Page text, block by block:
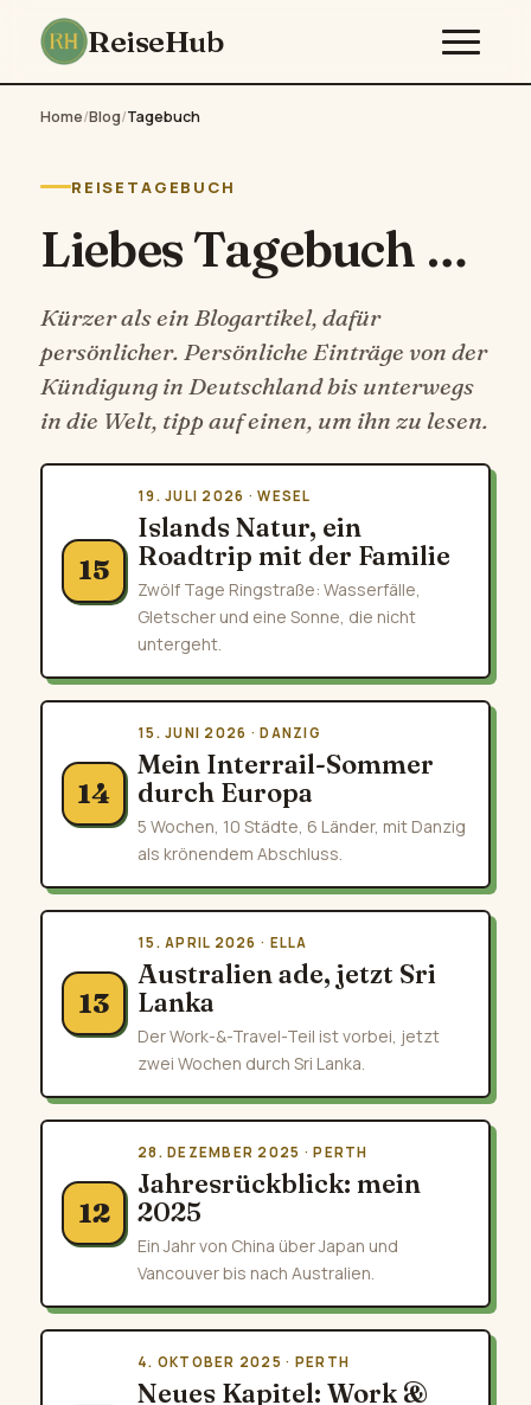
ReiseHub
Home/Blog/Tagebuch
REISETAGEBUCH
Liebes Tagebuch …
Kürzer als ein Blogartikel, dafür
persönlicher. Persönliche Einträge von der
Kündigung in Deutschland bis unterwegs
in die Welt, tipp auf einen, um ihn zu lesen.
15
19. JULI 2026 · WESEL
Islands Natur, ein
Roadtrip mit der Familie
Zwölf Tage Ringstraße: Wasserfälle,
Gletscher und eine Sonne, die nicht
untergeht.
14
15. JUNI 2026 · DANZIG
Mein Interrail-Sommer
durch Europa
5 Wochen, 10 Städte, 6 Länder, mit Danzig
als krönendem Abschluss.
13
15. APRIL 2026 · ELLA
Australien ade, jetzt Sri
Lanka
Der Work-&-Travel-Teil ist vorbei, jetzt
zwei Wochen durch Sri Lanka.
12
28. DEZEMBER 2025 · PERTH
Jahresrückblick: mein
2025
Ein Jahr von China über Japan und
Vancouver bis nach Australien.
4. OKTOBER 2025 · PERTH
Neues Kapitel: Work &